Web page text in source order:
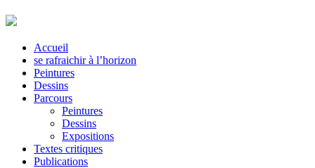
Accueil
se rafraichir à l’horizon
Peintures
Dessins
Parcours
Peintures
Dessins
Expositions
Textes critiques
Publications